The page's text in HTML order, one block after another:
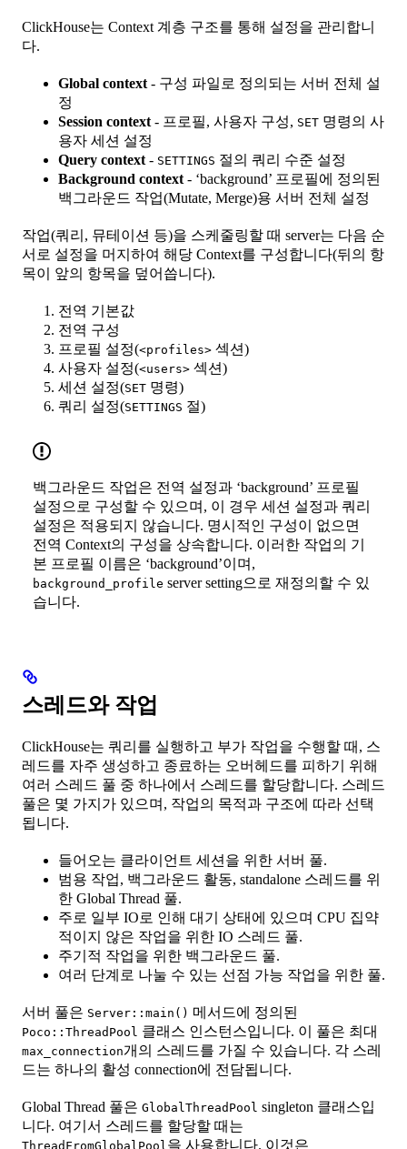
ClickHouse는 Context 계층 구조를 통해 설정을 관리합니
다.
Global context - 구성 파일로 정의되는 서버 전체 설
정
Session context - 프로필, 사용자 구성, SET 명령의 사
용자 세션 설정
Query context - SETTINGS 절의 쿼리 수준 설정
Background context - ‘background’ 프로필에 정의된
백그라운드 작업(Mutate, Merge)용 서버 전체 설정
작업(쿼리, 뮤테이션 등)을 스케줄링할 때 server는 다음 순
서로 설정을 머지하여 해당 Context를 구성합니다(뒤의 항
목이 앞의 항목을 덮어씁니다).
전역 기본값
전역 구성
프로필 설정(<profiles> 섹션)
사용자 설정(<users> 섹션)
세션 설정(SET 명령)
쿼리 설정(SETTINGS 절)
백그라운드 작업은 전역 설정과 ‘background’ 프로필
설정으로 구성할 수 있으며, 이 경우 세션 설정과 쿼리
설정은 적용되지 않습니다. 명시적인 구성이 없으면
전역 Context의 구성을 상속합니다. 이러한 작업의 기
본 프로필 이름은 ‘background’이며,
background_profile server setting으로 재정의할 수 있
습니다.
스레드와 작업
ClickHouse는 쿼리를 실행하고 부가 작업을 수행할 때, 스
레드를 자주 생성하고 종료하는 오버헤드를 피하기 위해
여러 스레드 풀 중 하나에서 스레드를 할당합니다. 스레드
풀은 몇 가지가 있으며, 작업의 목적과 구조에 따라 선택
됩니다.
들어오는 클라이언트 세션을 위한 서버 풀.
범용 작업, 백그라운드 활동, standalone 스레드를 위
한 Global Thread 풀.
주로 일부 IO로 인해 대기 상태에 있으며 CPU 집약
적이지 않은 작업을 위한 IO 스레드 풀.
주기적 작업을 위한 백그라운드 풀.
여러 단계로 나눌 수 있는 선점 가능 작업을 위한 풀.
서버 풀은 Server::main() 메서드에 정의된
Poco::ThreadPool 클래스 인스턴스입니다. 이 풀은 최대
max_connection개의 스레드를 가질 수 있습니다. 각 스레
드는 하나의 활성 connection에 전담됩니다.
Global Thread 풀은 GlobalThreadPool singleton 클래스입
니다. 여기서 스레드를 할당할 때는
ThreadFromGlobalPool 을 사용합니다. 이것은